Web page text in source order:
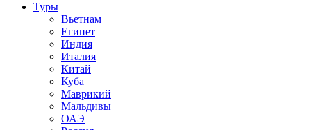
Туры
Вьетнам
Египет
Индия
Италия
Китай
Куба
Маврикий
Мальдивы
ОАЭ